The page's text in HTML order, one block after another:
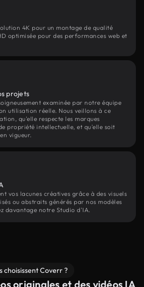
4K pour un montage de qualité
optimisée pour des performances web et
projets
examinée par notre équipe
utilisation réelle. Nous veillons à ce
qu'elle respecte les marques
propriété intellectuelle, et qu'elle soit
vigueur.
vos lacunes créatives grâce à des visuels
ou abstraits générés par nos modèles
davantage notre Studio d'IA.
choisissent Coverr ?
originales et des vidéos IA